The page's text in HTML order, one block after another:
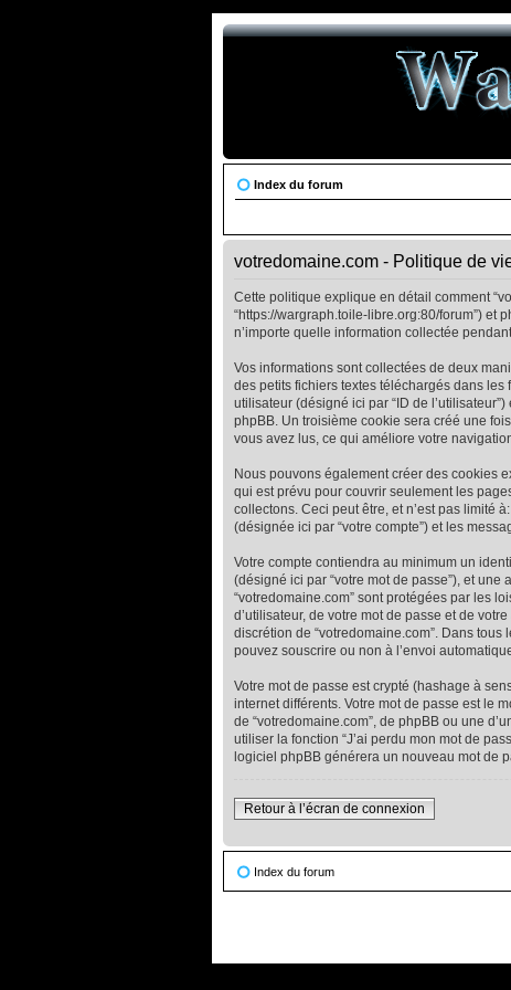
Index du forum
votredomaine.com - Politique de
Cette politique explique en détail comment
“https://wargraph.toile-libre.org:80/forum”) et
n’importe quelle information collectée
Vos informations sont collectées de deux
des petits fichiers textes téléchargés dans
utilisateur (désigné ici par “ID de
phpBB. Un troisième cookie sera créé une
vous avez lus, ce qui améliore votre
Nous pouvons également créer des cookies
qui est prévu pour couvrir seulement les
collectons. Ceci peut être, et n’est pas limité
(désignée ici par “votre compte”) et les
Votre compte contiendra au minimum un
(désigné ici par “votre mot de passe”), et
“votredomaine.com” sont protégées par les
d’utilisateur, de votre mot de passe et de
discrétion de “votredomaine.com”. Dans
pouvez souscrire ou non à l’envoi
Votre mot de passe est crypté (hashage à
internet différents. Votre mot de passe est le
de “votredomaine.com”, de phpBB ou une
utiliser la fonction “J’ai perdu mon mot de
logiciel phpBB générera un nouveau mot de
Retour à l’écran de connexion
Index du forum